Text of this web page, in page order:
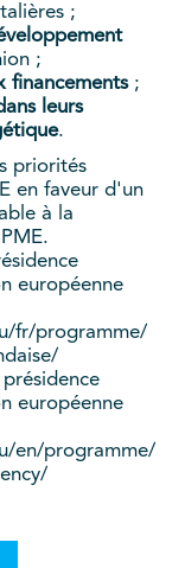
;
;
financements;
leurs
.
priorités
en faveur d'un
à la
européenne
fr/programme/
européenne
en/programme/